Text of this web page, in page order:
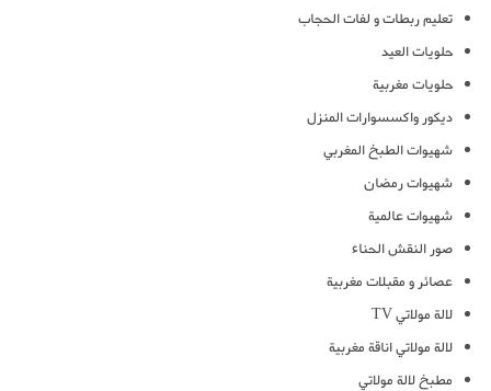
تعليم ربطات و لفات الحجاب
حلويات العيد
حلويات مغربية
ديكور واكسسوارات المنزل
شهيوات الطبخ المغربي
شهيوات رمضان
شهيوات عالمية
صور النقش الحناء
عصائر و مقبلات مغربية
لالة مولاتي TV
لالة مولاتي اناقة مغربية
مطبخ لالة مولاتي